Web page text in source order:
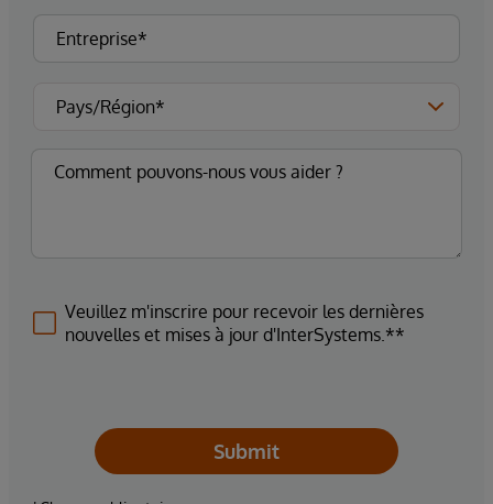
Veuillez m'inscrire pour recevoir les dernières
nouvelles et mises à jour d'InterSystems.**
Submit